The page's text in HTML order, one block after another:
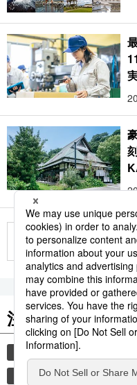
も
注目のキーワー
共同通信ニュース
地震 熊本